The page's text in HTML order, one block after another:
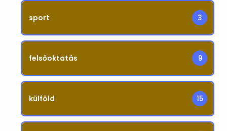
sport 3
felsőoktatás 9
külföld 15